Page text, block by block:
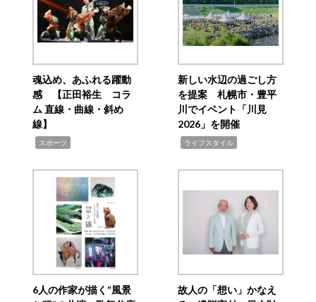
魂込め、あふれる躍動
感 【正田裕生 コラ
ム 直線・曲線・斜め
線】
スポーツ
新しい水辺の過ごし方
を提案 札幌市・豊平
川でイベント「川見
2026」を開催
ライフスタイル
6人の作家が描く“風景
故人の「想い」かなえ